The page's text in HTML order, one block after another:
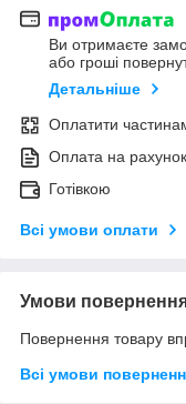
Ви отримаєте
або гроші
Детальніше
Оплатити
Оплата на рахунок
Готівкою
Всі умови оплати
Умови
Повернення товару
Всі умови